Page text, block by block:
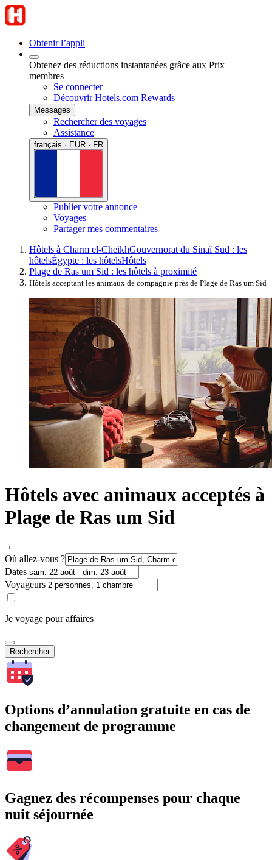
Obtenir l’appli
Obtenez des réductions instantanées grâce aux Prix
membres
Se connecter
Découvrir Hotels.com Rewards
Messages
Rechercher des voyages
Assistance
français · EUR · FR
Publier votre annonce
Voyages
Partager mes commentaires
Hôtels à Charm el-CheikhGouvernorat du Sinaï Sud : les
hôtelsÉgypte : les hôtelsHôtels
Plage de Ras um Sid : les hôtels à proximité
Hôtels acceptant les animaux de compagnie près de Plage de Ras um Sid
Hôtels avec animaux acceptés à
Plage de Ras um Sid
Où allez-vous ?
Dates
Voyageurs
Je voyage pour affaires
Rechercher
Options d’annulation gratuite en cas de
changement de programme
Gagnez des récompenses pour chaque
nuit séjournée